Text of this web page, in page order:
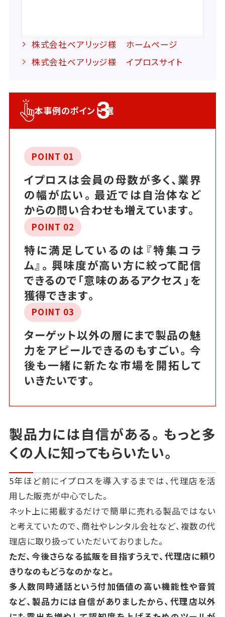
株式会社ベアリッジ様 ホームページ
株式会社ベアリッジ様 イプロスサイト
本事例のポイント3
選
POINT 01
イプロスは会員の母数が多く、業界
の幅が広い。最近では自治体など
からの問い合わせも増えています。
POINT 02
特に満足しているのは『特集コラ
ム』。興味度が高い方に絞って配信
できるので「意味のあるアクセス」を
獲得できます。
POINT 03
ターゲット以外の層にまで製品の魅
力をアピールできるのもすごい。今
後も一緒に新たな市場を開拓して
いきたいです。
製品力には自信がある。もっと多
くの人に知ってもらいたい。
5年ほど前にイプロスを導入するまでは、代理店を活
用した販売が中心でした。
ネット上に掲載するだけで簡単に売れる製品ではない
と考えていたので、商社やレンタル会社など、複数の代
理店に取り扱っていただいておりました。
ただ、今後さらなる拡販を目指すうえで、代理店に頼り
きりなのもどうなのかなと。
多人数同時通話という付加価値の高い機能性や音質
など、製品力には自信がありましたから、代理店以外